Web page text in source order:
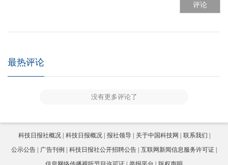
评论
最热评论
没有更多评论了
科技日报社概况 科技日报概况 报社领导 关于中国科技网
联系我们
公示公告
广告刊例 科技日报社公开招聘公告
互联网新闻信息服务许可证